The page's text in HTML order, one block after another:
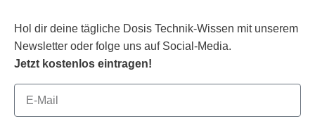
Hol dir deine tägliche Dosis Technik-Wissen mit unserem
Newsletter oder folge uns auf Social-Media.
Jetzt kostenlos eintragen!